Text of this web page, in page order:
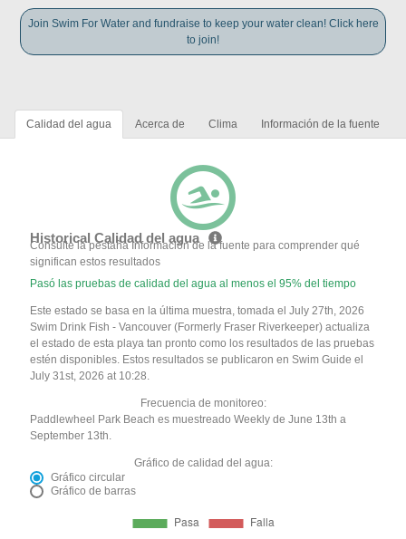
Join Swim For Water and fundraise to keep your water clean! Click here
to join!
Calidad del agua Acerca de Clima Información de la fuente
Historical Calidad del agua
Consulte la pestaña Información de la fuente para comprender qué
significan estos resultados
Pasó las pruebas de calidad del agua al menos el 95% del tiempo
Este estado se basa en la última muestra, tomada el July 27th, 2026
Swim Drink Fish - Vancouver (Formerly Fraser Riverkeeper) actualiza
el estado de esta playa tan pronto como los resultados de las pruebas
estén disponibles. Estos resultados se publicaron en Swim Guide el
July 31st, 2026 at 10:28.
Frecuencia de monitoreo:
Paddlewheel Park Beach es muestreado Weekly de June 13th a
September 13th.
Gráfico de calidad del agua:
Gráfico circular
Gráfico de barras